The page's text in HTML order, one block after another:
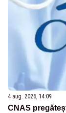
4 aug. 2026, 14:09
CNAS